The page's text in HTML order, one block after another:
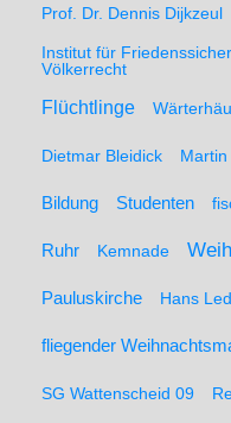
Prof. Dr. Dennis Dijkzeul
Institut für
Völkerrecht
Flüchtlinge
Dietmar Bleidick
Bildung Studenten
Ruhr Kemnade
Pauluskirche Hans
fliegender
SG Wattenscheid 09